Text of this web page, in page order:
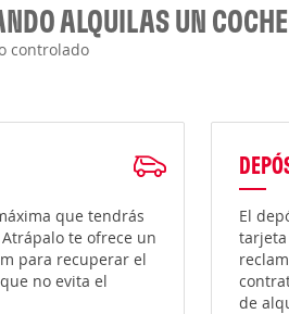
ALQUILAS UN COCHE
controlado
que tendrás
te ofrece un
para recuperar el
no evita el
El
de